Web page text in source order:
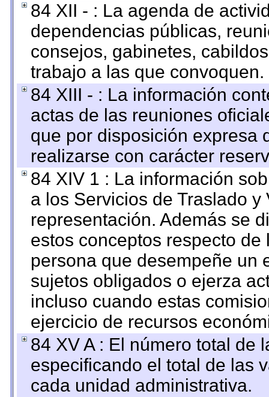
84 XII - : La agenda de
dependencias públicas,
consejos, gabinetes,
trabajo a las que convoquen.
84 XIII - : La información
actas de las reuniones
que por disposición expresa
realizarse con carácter
84 XIV 1 : La información
a los Servicios de Traslado
representación. Además se
estos conceptos respecto
persona que desempeñe un
sujetos obligados o ejerza
incluso cuando estas
ejercicio de recursos
84 XV A : El número total de
especificando el total de las
cada unidad administrativa.